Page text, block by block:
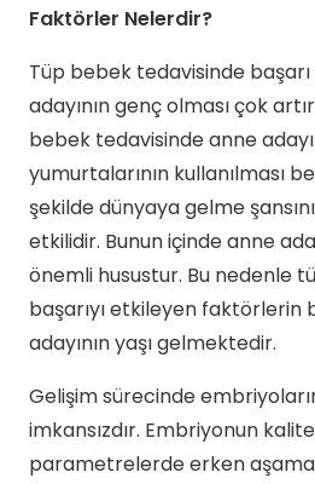
Faktörler Nelerdir?
Tüp bebek tedavisinde başarı
adayının genç olması çok
bebek tedavisinde anne
yumurtalarının kullanılması
şekilde dünyaya gelme
etkilidir. Bunun içinde anne
önemli husustur. Bu nedenle
başarıyı etkileyen faktörlerin
adayının yaşı gelmektedir.
Gelişim sürecinde
imkansızdır. Embriyonun
parametrelerde erken